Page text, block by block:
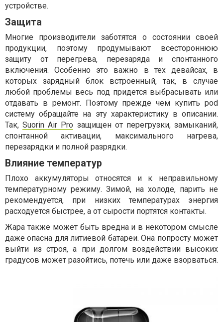
устройстве.
Защита
Многие производители заботятся о состоянии своей
продукции, поэтому продумывают всестороннюю
защиту от перегрева, перезаряда и спонтанного
включения. Особенно это важно в тех девайсах, в
которых зарядный блок встроенный, так, в случае
любой проблемы весь под придется выбрасывать или
отдавать в ремонт. Поэтому прежде чем купить pod
систему обращайте на эту характеристику в описании.
Так,Suorin Air Pro защищен от перегрузки, замыканий,
спонтанной активации, максимального нагрева,
перезарядки и полной разрядки.
Влияние температур
Плохо аккумуляторы относятся и к неправильному
температурному режиму. Зимой, на холоде, парить не
рекомендуется, при низких температурах энергия
расходуется быстрее, а от сырости портятся контакты.
Жара также может быть вредна и в некотором смысле
даже опасна для литиевой батареи. Она попросту может
выйти из строя, а при долгом воздействии высоких
градусов может разойтись, потечь или даже взорваться.